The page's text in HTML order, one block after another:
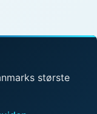
største